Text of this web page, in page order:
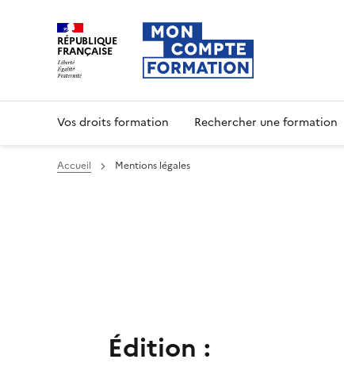
RÉPUBLIQUE
FRANÇAISE
Vos droits formation Rechercher une formation
Accueil Mentions légales
Texte
Édition :